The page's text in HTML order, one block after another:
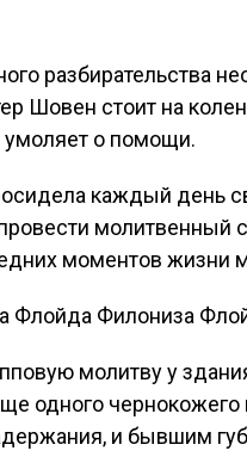
разбирательства
Шовен стоит на
о помощи.
каждый день
молитвенный
моментов жизни
Флойда Филониза
молитву у
одного
и бывшим